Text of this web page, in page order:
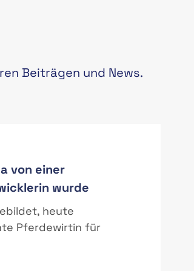
Beiträgen und News.
von einer
wurde
heute
Pferdewirtin für